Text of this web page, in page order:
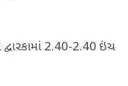
2.40-2.40 ઇંચ